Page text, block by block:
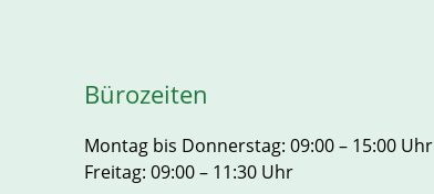
Bürozeiten
Montag bis Donnerstag: 09:00 – 15:00 Uhr
Freitag: 09:00 – 11:30 Uhr